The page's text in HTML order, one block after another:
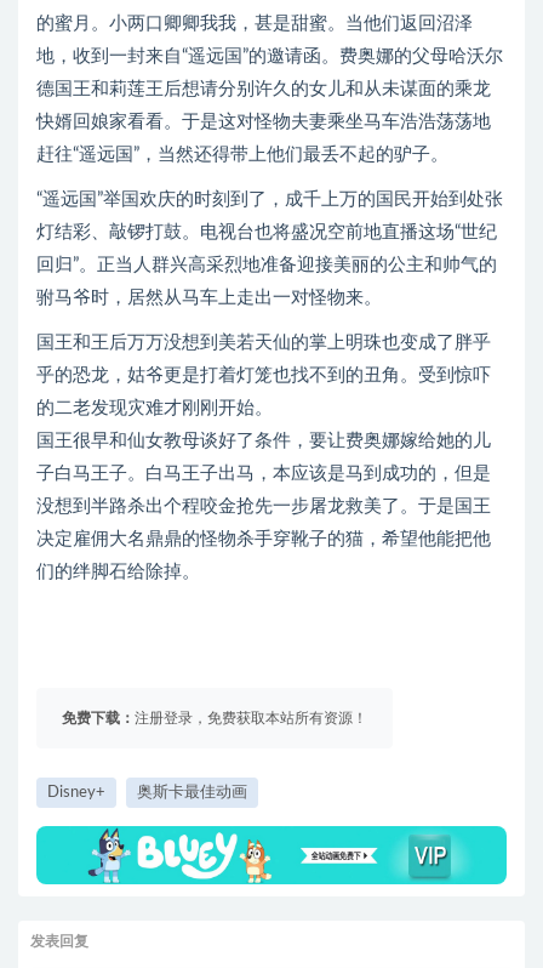
的蜜月。小两口卿卿我我，甚是甜蜜。当他们返回沼泽
地，收到一封来自“遥远国”的邀请函。费奥娜的父母哈沃尔
德国王和莉莲王后想请分别许久的女儿和从未谋面的乘龙
快婿回娘家看看。于是这对怪物夫妻乘坐马车浩浩荡荡地
赶往“遥远国”，当然还得带上他们最丢不起的驴子。
“遥远国”举国欢庆的时刻到了，成千上万的国民开始到处张
灯结彩、敲锣打鼓。电视台也将盛况空前地直播这场“世纪
回归”。正当人群兴高采烈地准备迎接美丽的公主和帅气的
驸马爷时，居然从马车上走出一对怪物来。
国王和王后万万没想到美若天仙的掌上明珠也变成了胖乎
乎的恐龙，姑爷更是打着灯笼也找不到的丑角。受到惊吓
的二老发现灾难才刚刚开始。
国王很早和仙女教母谈好了条件，要让费奥娜嫁给她的儿
子白马王子。白马王子出马，本应该是马到成功的，但是
没想到半路杀出个程咬金抢先一步屠龙救美了。于是国王
决定雇佣大名鼎鼎的怪物杀手穿靴子的猫，希望他能把他
们的绊脚石给除掉。
免费下载： 注册登录，免费获取本站所有资源！
Disney+ 奥斯卡最佳动画
发表回复